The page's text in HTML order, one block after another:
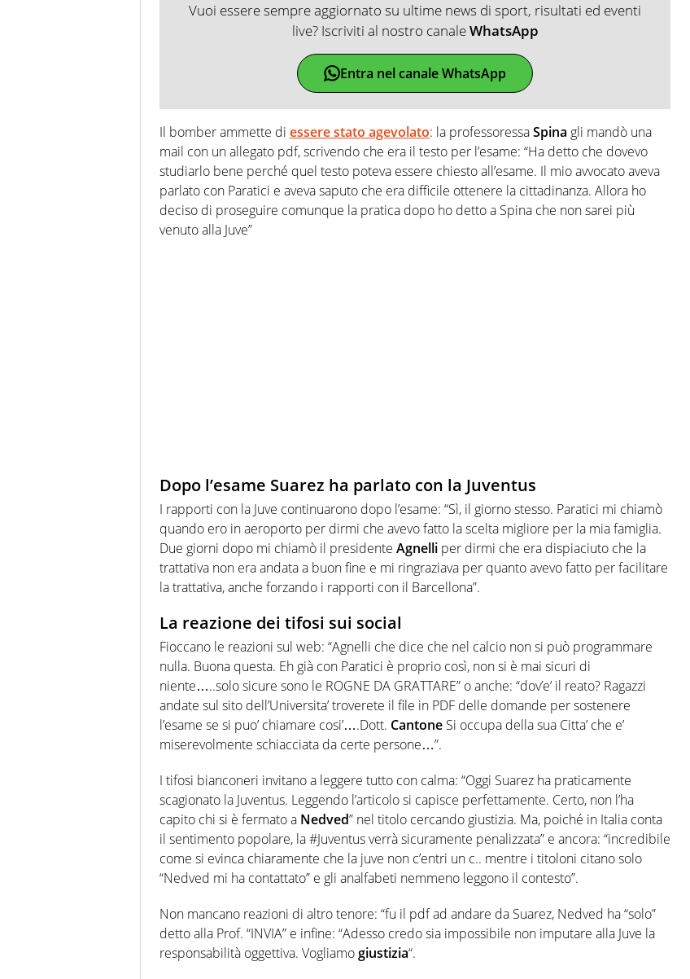
Vuoi essere sempre aggiornato su ultime news di sport, risultati ed eventi
live? Iscriviti al nostro canaleWhatsApp
Entra nel canale WhatsApp
Il bomber ammette di essere stato agevolato: la professoressaSpina gli mandò una
mail con un allegato pdf, scrivendo che era il testo per l’esame: “Ha detto che dovevo
studiarlo bene perché quel testo poteva essere chiesto all’esame. Il mio avvocato aveva
parlato con Paratici e aveva saputo che era difficile ottenere la cittadinanza. Allora ho
deciso di proseguire comunque la pratica dopo ho detto a Spina che non sarei più
venuto alla Juve”
Dopo l’esame Suarez ha parlato con la Juventus
I rapporti con la Juve continuarono dopo l’esame: “Sì, il giorno stesso. Paratici mi chiamò
quando ero in aeroporto per dirmi che avevo fatto la scelta migliore per la mia famiglia.
Due giorni dopo mi chiamò il presidente Agnelli per dirmi che era dispiaciuto che la
trattativa non era andata a buon fine e mi ringraziava per quanto avevo fatto per facilitare
la trattativa, anche forzando i rapporti con il Barcellona”.
La reazione dei tifosi sui social
Fioccano le reazioni sul web: “Agnelli che dice che nel calcio non si può programmare
nulla. Buona questa. Eh già con Paratici è proprio così, non si è mai sicuri di
niente…..solo sicure sono le ROGNE DA GRATTARE” o anche: “dov’e’ il reato? Ragazzi
andate sul sito dell’Universita’ troverete il file in PDF delle domande per sostenere
l’esame se si puo’ chiamare cosi’….Dott. Cantone Si occupa della sua Citta’ che e’
miserevolmente schiacciata da certe persone…”.
I tifosi bianconeri invitano a leggere tutto con calma: “Oggi Suarez ha praticamente
scagionato la Juventus. Leggendo l’articolo si capisce perfettamente. Certo, non l’ha
capito chi si è fermato a Nedved” nel titolo cercando giustizia. Ma, poiché in Italia conta
il sentimento popolare, la #Juventus verrà sicuramente penalizzata” e ancora: “incredibile
come si evinca chiaramente che la juve non c’entri un c.. mentre i titoloni citano solo
“Nedved mi ha contattato” e gli analfabeti nemmeno leggono il contesto”.
Non mancano reazioni di altro tenore: “fu il pdf ad andare da Suarez, Nedved ha “solo”
detto alla Prof. “INVIA” e infine: “Adesso credo sia impossibile non imputare alla Juve la
responsabilità oggettiva. Vogliamogiustizia“.